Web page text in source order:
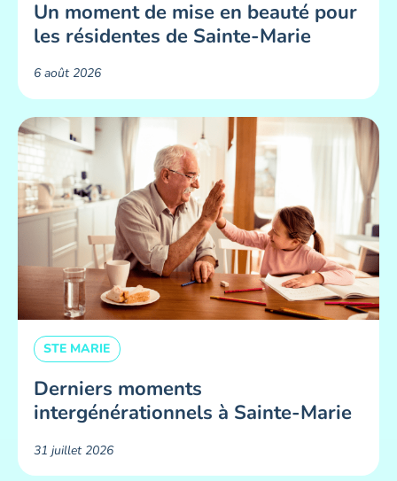
Un moment de mise en beauté pour
les résidentes de Sainte-Marie ​
6 août 2026
STE MARIE
Derniers moments
intergénérationnels à Sainte-Marie
31 juillet 2026